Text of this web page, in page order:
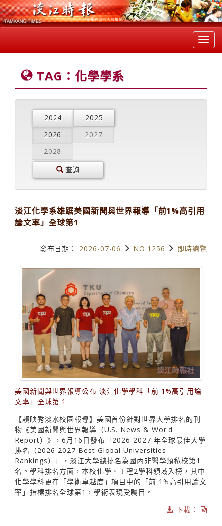
TAG：化學學系
2024
2025
2026
2027
2028
查詢
淡江化學系雄踞美國新聞與世界報導「前1%高引用
論文率」全球第1
發布日期： 2026-07-06 NO.1256 即時總覽
美國新聞與世界報導公布 淡江化學學科「前 1%高引用論
文率」全球第 1
【賴映秀淡水校園報導】美國首份針對世界大學排名的刊
物《美國新聞與世界報導（U.S. News & World
Report）》，6月16日發布「2026-2027 年全球最佳大學
排名（2026-2027 Best Global Universities
Rankings）」，淡江大學總排名為國內非醫學類私校第1
名。學科排名方面，本校化學、工程2學科領域入榜，其中
化學學科更在「學術卓越度」項目中的「前 1%高引用論文
率」指標排名全球第1，學術表現受矚目。
下載：